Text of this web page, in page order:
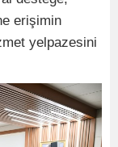
erişimin
yelpazesini